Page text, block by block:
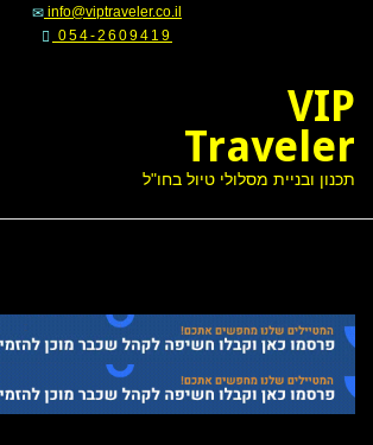
054-2609419
VIP
Traveler
תכנון ובניית מסלולי טיול בחו"ל